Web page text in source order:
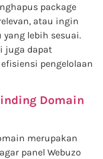
package
atau ingin
lebih sesuai.
juga dapat
pengelolaan
Domain
merupakan
panel Webuzo